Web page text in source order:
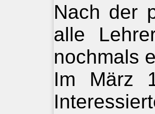
Nach der
alle
nochmals
Im März